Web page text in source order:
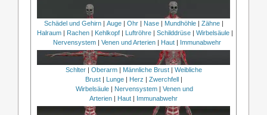
Schädel und Gehirn| Auge| Ohr| Nase| Mundhöhle| Zähne|
Halraum | Rachen | Kehlkopf | Luftröhre | Schilddrüse | Wirbelsäule |
Nervensystem | Venen und Arterien | Haut | Immunabwehr
Schlter| Oberarm| Männliche Brust| Weibliche
Brust| Lunge| Herz | Zwerchfell|
Wirbelsäule | Nervensystem | Venen und
Arterien | Haut | Immunabwehr